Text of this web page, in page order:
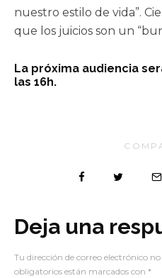
nuestro estilo de vida”.
que los juicios son un
La próxima audiencia
las 16h.
Deja una
Tu dirección de correo electrónico
obligatorios están marcados con *